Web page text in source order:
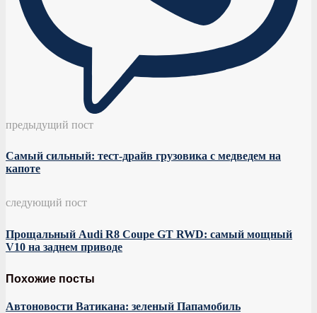
предыдущий пост
Самый сильный: тест-драйв грузовика с медведем на
капоте
следующий пост
Прощальный Audi R8 Coupe GT RWD: самый мощный
V10 на заднем приводе
Похожие посты
Автоновости Ватикана: зеленый Папамобиль